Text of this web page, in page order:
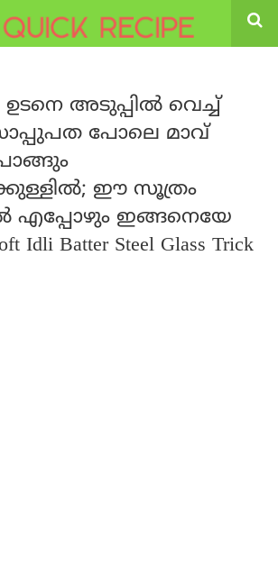
അടുപ്പിൽ വെച്ച്
പോലെ മാവ്
ഈ സൂത്രം
എപ്പോഴും ഇങ്ങനെയേ
Idli Batter Steel Glass Trick